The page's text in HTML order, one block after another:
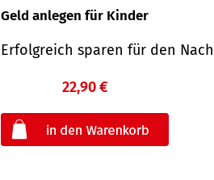
Geld anlegen für Kinder
Erfolgreich sparen für den
22,90 €